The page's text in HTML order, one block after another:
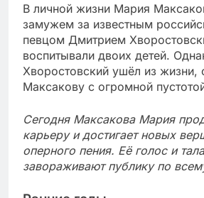
В личной жизни Мария
замужем за известным
певцом Дмитрием
воспитывали двоих детей.
Хворостовский ушёл из жизни,
Максакову с огромной
Сегодня Максакова Мария
карьеру и достигает новых
оперного пения. Её голос и
завораживают публику по